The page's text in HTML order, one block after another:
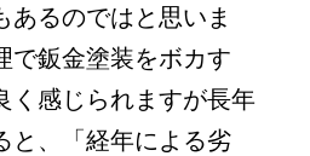
あるのではと思いま
で鈑金塗装をボカす
く感じられますが長年
と、「経年による劣